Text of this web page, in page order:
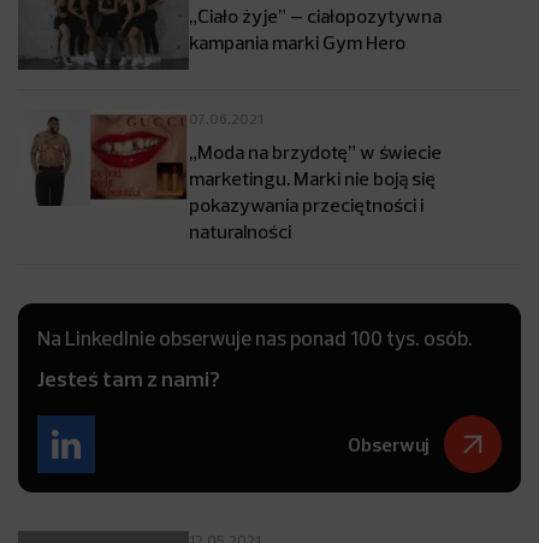
„Ciało żyje” – ciałopozytywna
kampania marki Gym Hero
07.06.2021
„Moda na brzydotę” w świecie
marketingu. Marki nie boją się
pokazywania przeciętności i
naturalności
Na LinkedInie obserwuje nas ponad 100 tys. osób.
Jesteś tam z nami?
Obserwuj